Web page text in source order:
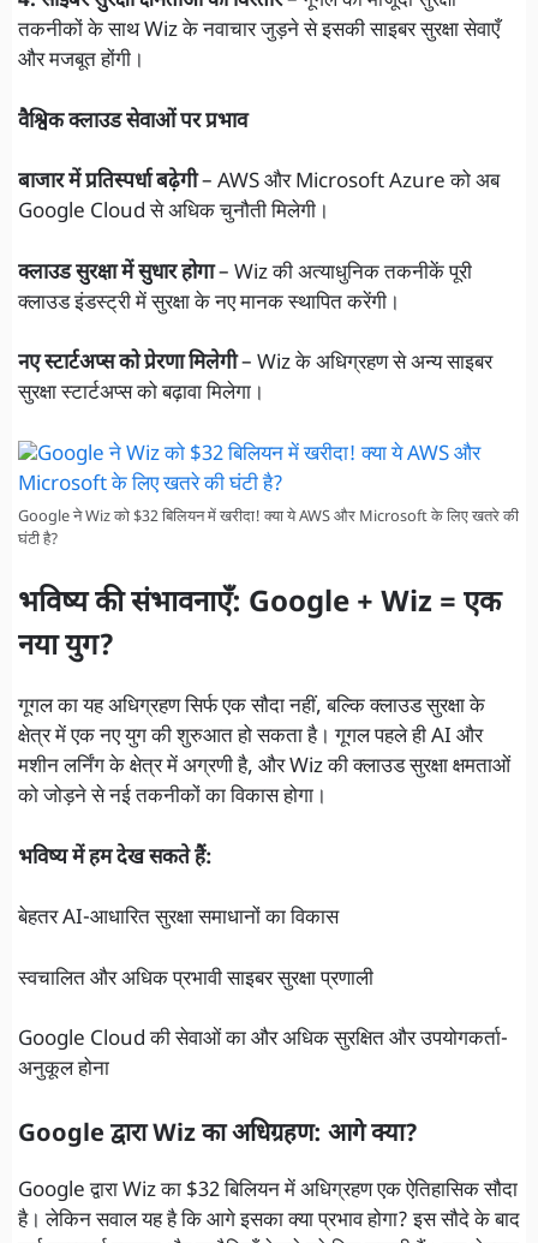
तकनीकों के साथ Wiz के नवाचार जुड़ने से इसकी साइबर सुरक्षा सेवाएँ
और मजबूत होंगी।
वैश्विक क्लाउड सेवाओं पर प्रभाव
बाजार में प्रतिस्पर्धा बढ़ेगी– AWS और Microsoft Azure को अब
Google Cloud से अधिक चुनौती मिलेगी।
क्लाउड सुरक्षा में सुधार होगा– Wiz की अत्याधुनिक तकनीकें पूरी
क्लाउड इंडस्ट्री में सुरक्षा के नए मानक स्थापित करेंगी।
नए स्टार्टअप्स को प्रेरणा मिलेगी– Wiz के अधिग्रहण से अन्य साइबर
सुरक्षा स्टार्टअप्स को बढ़ावा मिलेगा।
Google ने Wiz को $32 बिलियन में खरीदा! क्या ये AWS और Microsoft के लिए खतरे की
घंटी है?
भविष्य की संभावनाएँ: Google + Wiz = एक
नया युग?
गूगलका यह अधिग्रहण सिर्फ एक सौदा नहीं, बल्कि क्लाउड सुरक्षा के
क्षेत्र में एक नए युग की शुरुआत हो सकता है।गूगलपहले ही AI और
मशीन लर्निंग के क्षेत्र में अग्रणी है, और Wiz की क्लाउड सुरक्षा क्षमताओं
को जोड़ने से नई तकनीकों का विकास होगा।
भविष्य में हम देख सकते हैं:
बेहतर AI-आधारित सुरक्षा समाधानों का विकास
स्वचालित और अधिक प्रभावी साइबर सुरक्षा प्रणाली
Google Cloud की सेवाओं का और अधिक सुरक्षित और उपयोगकर्ता-
अनुकूल होना
Google द्वारा Wiz का अधिग्रहण: आगे क्या?
Google द्वारा Wiz का $32 बिलियन में अधिग्रहण एक ऐतिहासिक सौदा
है। लेकिन सवाल यह है कि आगे इसका क्या प्रभाव होगा? इस सौदे के बाद